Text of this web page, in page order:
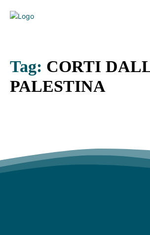
Tag: CORTI
PALESTINA